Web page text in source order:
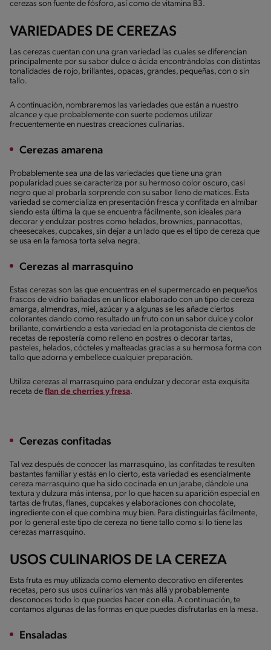
cerezas son fuente de fósforo, así como de vitamina B3.
VARIEDADES DE CEREZAS
Las cerezas cuentan con una gran variedad las cuales se diferencian
principalmente por su sabor dulce o ácida encontrándolas con distintas
tonalidades de rojo, brillantes, opacas, grandes, pequeñas, con o sin
tallo.
A continuación, nombraremos las variedades que están a nuestro
alcance y que probablemente con suerte podemos utilizar
frecuentemente en nuestras creaciones culinarias.
Cerezas amarena
Probablemente sea una de las variedades que tiene una gran
popularidad pues se caracteriza por su hermoso color oscuro, casi
negro que al probarla sorprende con su sabor lleno de matices. Esta
variedad se comercializa en presentación fresca y confitada en almíbar
siendo esta última la que se encuentra fácilmente, son ideales para
decorar y endulzar postres como helados, brownies, pannacottas,
cheesecakes, cupcakes, sin dejar a un lado que es el tipo de cereza que
se usa en la famosa torta selva negra.
Cerezas al marrasquino
Estas cerezas son las que encuentras en el supermercado en pequeños
frascos de vidrio bañadas en un licor elaborado con un tipo de cereza
amarga, almendras, miel, azúcar y a algunas se les añade ciertos
colorantes dando como resultado un fruto con un sabor dulce y color
brillante, convirtiendo a esta variedad en la protagonista de cientos de
recetas de repostería como relleno en postres o decorar tartas,
pasteles, helados, cócteles y malteadas gracias a su hermosa forma con
tallo que adorna y embellece cualquier preparación.
Utiliza cerezas al marrasquino para endulzar y decorar esta exquisita
receta de flan de cherries y fresa.
Cerezas confitadas
Tal vez después de conocer las marrasquino, las confitadas te resulten
bastantes familiar y estás en lo cierto, esta variedad es esencialmente
cereza marrasquino que ha sido cocinada en un jarabe, dándole una
textura y dulzura más intensa, por lo que hacen su aparición especial en
tartas de frutas, flanes, cupcakes y elaboraciones con chocolate,
ingrediente con el que combina muy bien. Para distinguirlas fácilmente,
por lo general este tipo de cereza no tiene tallo como si lo tiene las
cerezas marrasquino.
USOS CULINARIOS DE LA CEREZA
Esta fruta es muy utilizada como elemento decorativo en diferentes
recetas, pero sus usos culinarios van más allá y probablemente
desconoces todo lo que puedes hacer con ella. A continuación, te
contamos algunas de las formas en que puedes disfrutarlas en la mesa.
Ensaladas